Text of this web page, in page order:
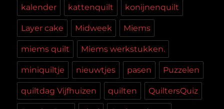
kalender kattenquilt konijnenquilt
Layer cake Midweek Miems
miems quilt Miems werkstukken.
miniquiltje nieuwtjes pasen Puzzelen
quiltdag Vijfhuizen quilten QuiltersQuiz